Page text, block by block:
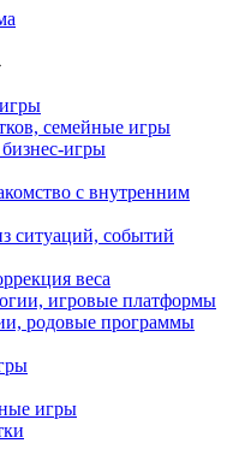
семейные игры
игры
с внутренним
ситуаций, событий
веса
игровые платформы
родовые программы
игры